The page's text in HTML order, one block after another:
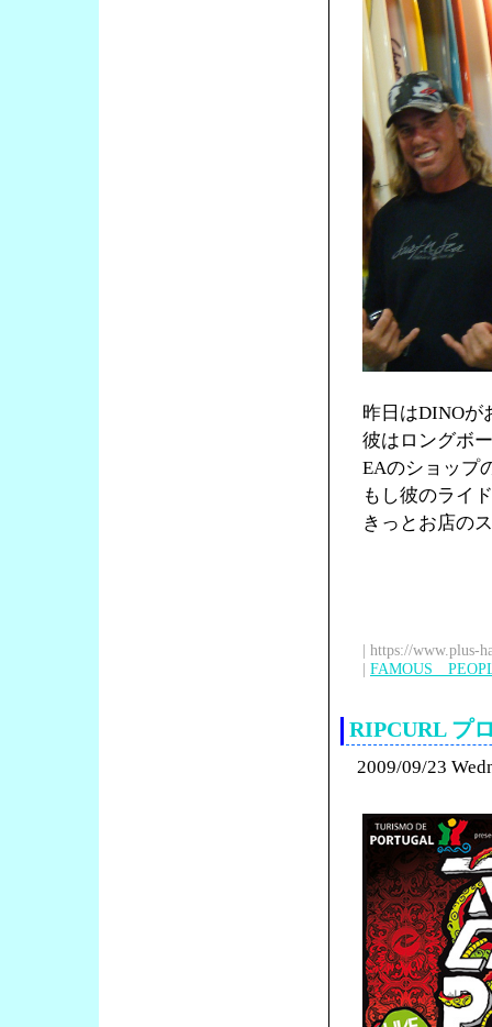
昨日はDINOが
彼はロングボ
EAのショップ
もし彼のライ
きっとお店の
| https://www.plus-
| FAMOUS
RIPCURL プ
2009/09/23